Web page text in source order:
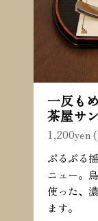
一反も
茶屋サ
1,200yen
ぷるぷる
ニュー。
使った、
ます。